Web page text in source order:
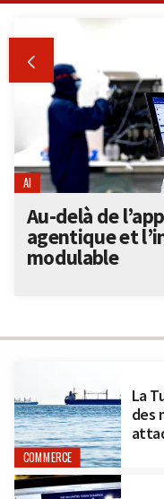
COMMERCE
La
des

AI
Au-delà de
agentique et
modulable